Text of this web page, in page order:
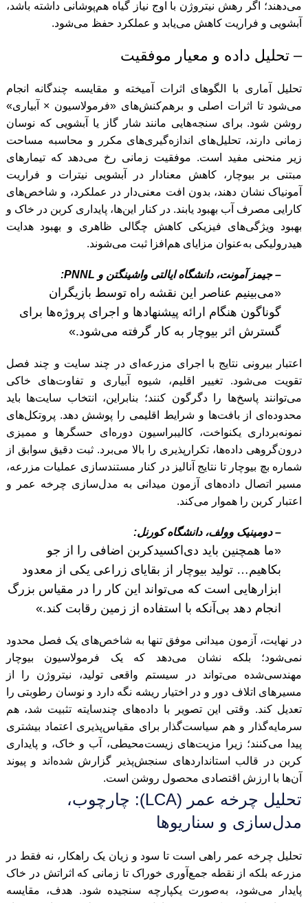
می‌دهند؛ اگر رهش نیتروژن با اوج نیاز گیاه هم‌پوشانی داشته باشد،
آبشویی و فراریت کاهش می‌یابد و عملکرد حفظ می‌شود.
– تحلیل داده و معیار موفقیت
تحلیل آماری با الگوهای اثرات آمیخته و مقایسه چندگانه انجام
می‌شود تا اثرات اصلی و برهم‌کنش‌های «فرمولاسیون × آبیاری»
روشن شود. برای سنجه‌هایی مانند شار گاز یا آبشویی که نوسان
زمانی دارند، تحلیل‌های اندازه‌گیری‌های مکرر و محاسبه مساحت
زیر منحنی مفید است. موفقیت زمانی رخ می‌دهد که تیمارهای
مبتنی بر بیوچار، کاهش معنادار در آبشویی نیترات و فراریت
آمونیاک نشان دهند، بدون افت معنی‌دار در عملکرد، و شاخص‌های
کارایی مصرف آب بهبود یابند. در کنار این‌ها، پایداری کربن در خاک و
بهبود ویژگی‌های فیزیکی کاهش چگالی ظاهری و بهبود هدایت
هیدرولیکی به‌عنوان مزایای هم‌افزا ثبت می‌شوند.
– جیمز آمونت، دانشگاه ایالتی واشینگتن و PNNL:
«می‌بینیم عناصر این نقشه راه توسط بازیگران
گوناگون هنگام ارائه پیشنهادها و اجرای پروژه‌ها برای
گسترش اثر بیوچار به کار گرفته می‌شود.»
اعتبار بیرونی نتایج با اجرای مزرعه‌ای در چند سایت و چند فصل
تقویت می‌شود. تغییر اقلیم، شیوه آبیاری و تفاوت‌های خاکی
می‌توانند پاسخ‌ها را دگرگون کنند؛ بنابراین، انتخاب سایت‌ها باید
محدوده‌ای از بافت‌ها و شرایط اقلیمی را پوشش دهد. پروتکل‌های
نمونه‌برداری یکنواخت، کالیبراسیون دوره‌ای حسگرها و ممیزی
درون‌گروهی داده‌ها، تکرارپذیری را بالا می‌برد. ثبت دقیق سوابق از
شماره بچ بیوچار تا نتایج آنالیز در کنار مستندسازی عملیات مزرعه،
مسیر اتصال داده‌های آزمون میدانی به مدل‌سازی چرخه عمر و
اعتبار کربن را هموار می‌کند.
– دومینیک وولف، دانشگاه کورنل:
«ما همچنین باید دی‌اکسیدکربن اضافی را از جو
بکاهیم… تولید بیوچار از بقایای زراعی یکی از معدود
ابزارهایی است که می‌تواند این کار را در مقیاس بزرگ
انجام دهد بی‌آنکه با استفاده از زمین رقابت کند.»
در نهایت، آزمون میدانی موفق تنها به شاخص‌های یک فصل محدود
نمی‌شود؛ بلکه نشان می‌دهد که یک فرمولاسیون بیوچار
مهندسی‌شده می‌تواند در سیستم واقعی تولید، نیتروژن را از
مسیر‌های اتلاف دور و در اختیار ریشه نگه دارد و نوسان رطوبتی را
تعدیل کند. وقتی این تصویر با داده‌های چندسایته تثبیت شد، هم
سرمایه‌گذار و هم سیاست‌گذار برای مقیاس‌پذیری اعتماد بیشتری
پیدا می‌کنند؛ زیرا مزیت‌های زیست‌محیطی، آب و خاک، و پایداری
کربن در قالب استانداردهای سنجش‌پذیر گزارش شده‌اند و پیوند
آن‌ها با ارزش اقتصادی محصول روشن است.
تحلیل چرخه عمر (LCA): چارچوب،
مدل‌سازی و سناریوها
تحلیل چرخه عمر راهی است تا سود و زیان یک راهکار، نه فقط در
مزرعه بلکه از نقطه جمع‌آوری خوراک تا زمانی که اثراتش در خاک
پایدار می‌شود، به‌صورت یکپارچه سنجیده شود. هدف، مقایسه